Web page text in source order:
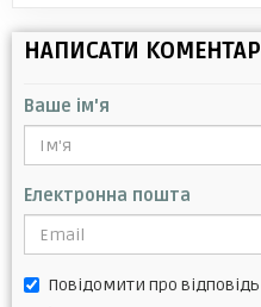
НАПИСАТИ КОМЕНТАР
Ваше ім'я
Електронна пошта
Повідомити про відповідь